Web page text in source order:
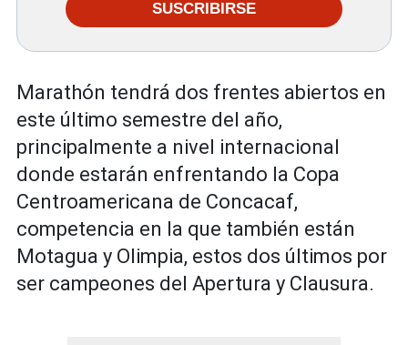
SUSCRIBIRSE
Marathón tendrá dos frentes abiertos en
este último semestre del año,
principalmente a nivel internacional
donde estarán enfrentando la Copa
Centroamericana de Concacaf,
competencia en la que también están
Motagua y Olimpia, estos dos últimos por
ser campeones del Apertura y Clausura.